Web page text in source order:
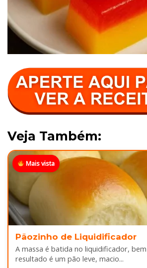
Veja Também:
Mais vista
Pãozinho de Liquidificador
A massa é batida no liquidificador,
resultado é um pão leve, macio...